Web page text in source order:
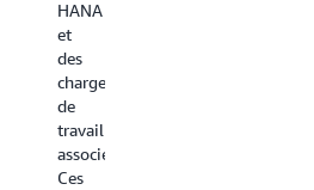
HANA
et
des
charges
de
travail
associées.
Ces